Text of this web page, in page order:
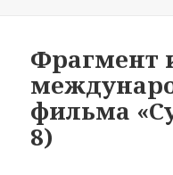
Фрагмент
фильма
8)